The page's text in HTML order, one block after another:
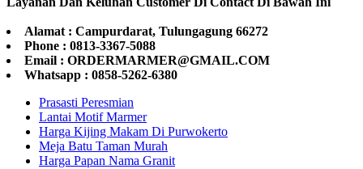
Alamat : Campurdarat, Tulungagung 66272
Phone : 0813-3367-5088
Email : ORDERMARMER@GMAIL.COM
Whatsapp : 0858-5262-6380
Prasasti Peresmian
Lantai Motif Marmer
Harga Kijing Makam Di Purwokerto
Meja Batu Taman Murah
Harga Papan Nama Granit